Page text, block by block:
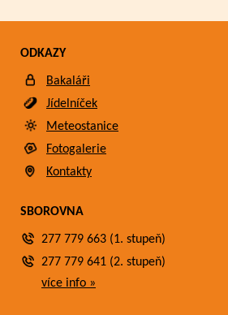
ODKAZY
Bakaláři
Jídelníček
Meteostanice
Fotogalerie
Kontakty
SBOROVNA
277 779 663 (1. stupeň)
277 779 641 (2. stupeň)
více info »